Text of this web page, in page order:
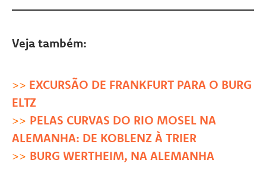
Veja também:
>> EXCURSÃO DE FRANKFURT PARA O BURG
ELTZ
>> PELAS CURVAS DO RIO MOSEL NA
ALEMANHA: DE KOBLENZ À TRIER
>> BURG WERTHEIM, NA ALEMANHA